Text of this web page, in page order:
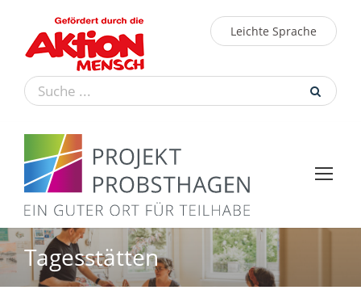
Leichte Sprache
Tagesstätten